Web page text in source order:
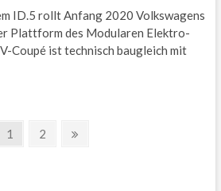
ID.5 rollt Anfang 2020 Volkswagens
Plattform des Modularen Elektro-
Coupé ist technisch baugleich mit
Page
1 Page
2